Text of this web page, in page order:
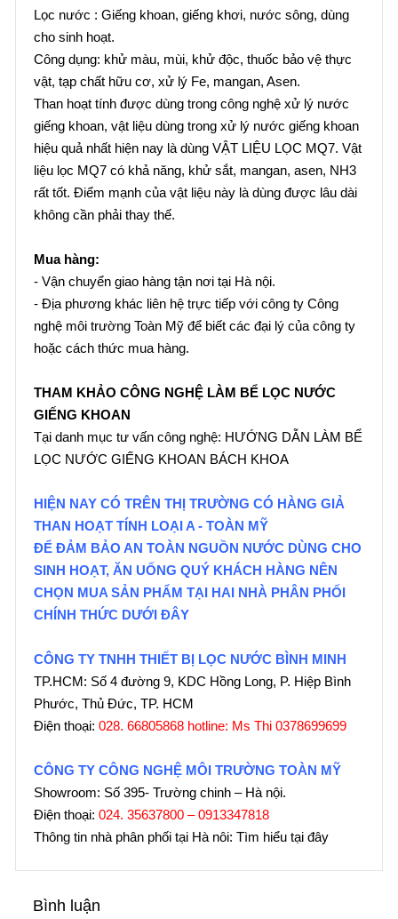
Lọc nước : Giếng khoan, giếng khơi, nước sông, dùng
cho sinh hoạt.
Công dụng: khử màu, mùi, khử độc, thuốc bảo vệ thực
vật, tạp chất hữu cơ, xử lý Fe, mangan, Asen.
Than hoạt tính được dùng trong công nghệ xử lý nước
giếng khoan, vật liệu dùng trong xử lý nước giếng khoan
hiệu quả nhất hiện nay là dùng VẬT LIỆU LỌC MQ7. Vật
liệu lọc MQ7 có khả năng, khử sắt, mangan, asen, NH3
rất tốt. Điểm mạnh của vật liệu này là dùng được lâu dài
không cần phải thay thế.
Mua hàng:
- Vận chuyển giao hàng tận nơi tại Hà nội.
- Địa phương khác liên hệ trực tiếp với công ty Công
nghệ môi trường Toàn Mỹ để biết các đại lý của công ty
hoặc cách thức mua hàng.
THAM KHẢO CÔNG NGHỆ LÀM BỂ LỌC NƯỚC
GIẾNG KHOAN
Tại danh mục tư vấn công nghệ: HƯỚNG DẪN LÀM BỂ
LỌC NƯỚC GIẾNG KHOAN BÁCH KHOA
HIỆN NAY CÓ TRÊN THỊ TRƯỜNG CÓ HÀNG GIẢ
THAN HOẠT TÍNH LOẠI A - TOÀN MỸ
ĐỂ ĐẢM BẢO AN TOÀN NGUỒN NƯỚC DÙNG CHO
SINH HOẠT, ĂN UỐNG QUÝ KHÁCH HÀNG NÊN
CHỌN MUA SẢN PHẨM TẠI HAI NHÀ PHÂN PHỐI
CHÍNH THỨC DƯỚI ĐÂY
CÔNG TY TNHH THIẾT BỊ LỌC NƯỚC BÌNH MINH
TP.HCM: Số 4 đường 9, KDC Hồng Long, P. Hiệp Bình
Phước, Thủ Đức, TP. HCM
Điện thoại: 028. 66805868 hotline: Ms Thi 0378699699
CÔNG TY CÔNG NGHỆ MÔI TRƯỜNG TOÀN MỸ
Showroom: Số 395- Trường chinh – Hà nội.
Điện thoại: 024. 35637800 – 0913347818
Thông tin nhà phân phối tại Hà nôi: Tìm hiểu tại đây
Bình luận